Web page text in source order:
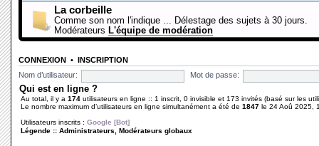
La corbeille
Comme son nom l'indique ... Délestage des sujets à 30 jours.
Modérateurs L'équipe de modération
CONNEXION • INSCRIPTION
Nom d’utilisateur:
Mot de passe:
Qui est en ligne ?
Au total, il y a 174 utilisateurs en ligne :: 1 inscrit, 0 invisible et 173 invités (basé sur les
Le nombre maximum d’utilisateurs en ligne simultanément a été de 1847 le 24 Aoû 2025,
Utilisateurs inscrits : Google [Bot]
Légende :: Administrateurs Modérateurs globaux